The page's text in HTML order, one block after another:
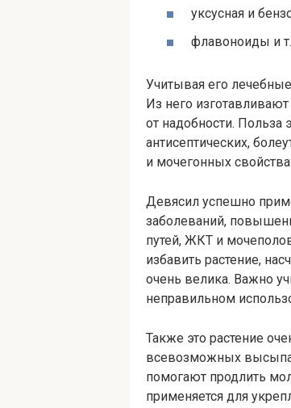
уксусная и
флавоноиды и
Учитывая его
Из него
от надобности. Польза
антисептических,
и мочегонных
Девясил успешно
заболеваний,
путей, ЖКТ и
избавить растение,
очень велика. Важно
неправильном
Также это растение
всевозможных
помогают продлить
применяется для